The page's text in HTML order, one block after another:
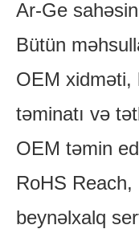
Ar-Ge
Bütün
OEM xidməti,
təminatı və
OEM təmin
RoHS
beynəlxalq